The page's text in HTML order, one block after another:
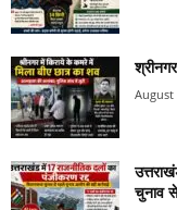
August
चुनाव